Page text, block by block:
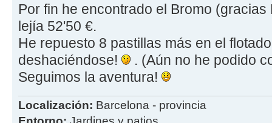
Por fin he encontrado el Bromo
lejía 52'50 €.
He repuesto 8 pastillas más en el
deshaciéndose!
. (Aún no he podido
Seguimos la aventura!
Localización: Barcelona - provincia